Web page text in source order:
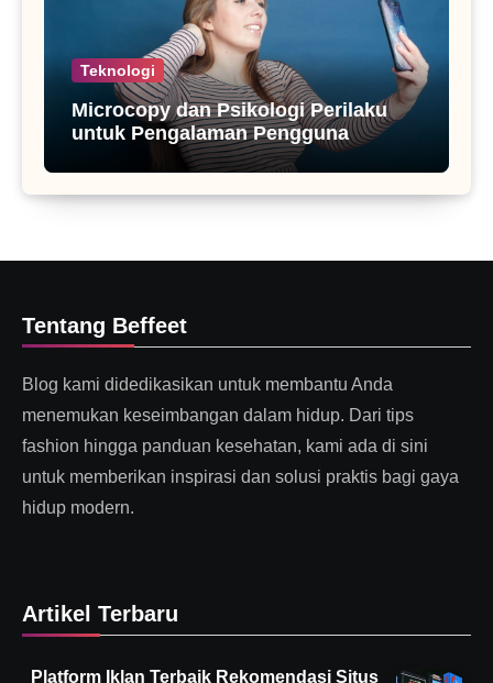
Teknologi
Microcopy dan Psikologi Perilaku
untuk Pengalaman Pengguna
Tentang Beffeet
Blog kami didedikasikan untuk membantu Anda
menemukan keseimbangan dalam hidup. Dari tips
fashion hingga panduan kesehatan, kami ada di sini
untuk memberikan inspirasi dan solusi praktis bagi gaya
hidup modern.
Artikel Terbaru
Platform Iklan Terbaik Rekomendasi Situs